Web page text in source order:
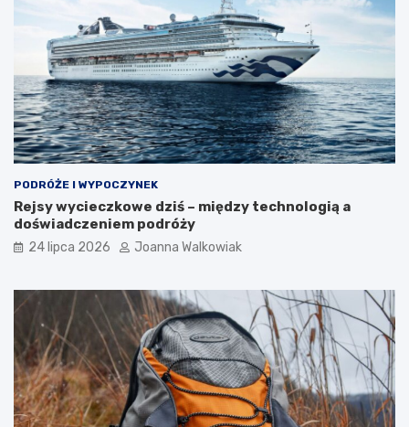
PODRÓŻE I WYPOCZYNEK
Rejsy wycieczkowe dziś – między technologią a
doświadczeniem podróży
24 lipca 2026 Joanna Walkowiak